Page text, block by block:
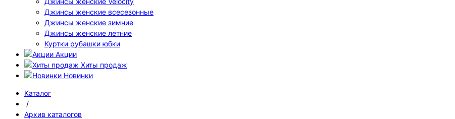
Джинсы женские всесезонные
Джинсы женские зимние
Джинсы женские летние
Куртки рубашки юбки
Акции
Хиты продаж
Новинки
Каталог
/
Архив каталогов